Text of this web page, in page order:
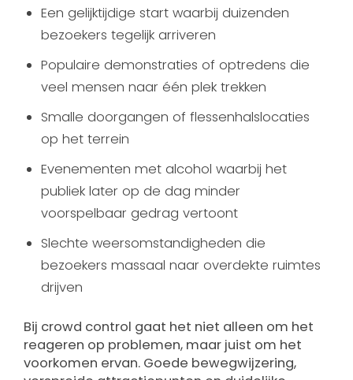
Een gelijktijdige start waarbij duizenden
bezoekers tegelijk arriveren
Populaire demonstraties of optredens die
veel mensen naar één plek trekken
Smalle doorgangen of flessenhalslocaties
op het terrein
Evenementen met alcohol waarbij het
publiek later op de dag minder
voorspelbaar gedrag vertoont
Slechte weersomstandigheden die
bezoekers massaal naar overdekte ruimtes
drijven
Bij crowd control gaat het niet alleen om het
reageren op problemen, maar juist om het
voorkomen ervan. Goede bewegwijzering,